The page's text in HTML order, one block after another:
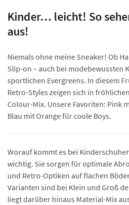
Kinder… leicht! So
aus!
Niemals ohne meine Sneaker! Ob
Slip-on – auch bei modebewussten
sportlichen Evergreens. In diesem
Retro-Styles zeigen sich in
Colour-Mix. Unsere Favoriten: Pink
Blau mit Orange für coole Boys.
Worauf kommt es bei
wichtig. Sie sorgen für optimale
und Retro-Optiken auf flachen
Varianten sind bei Klein und Groß
liegt darüber hinaus Material-Mix